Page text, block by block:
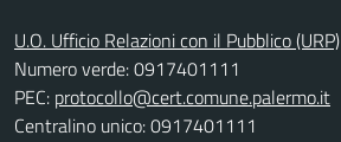
U.O. Ufficio Relazioni con il Pubblico (URP)
Numero verde: 0917401111
PEC: protocollo@cert.comune.palermo.it
Centralino unico: 0917401111